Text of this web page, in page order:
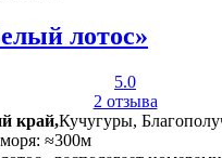
лотос»
5.0
2 отзыва
край,Кучугуры,
≈300м